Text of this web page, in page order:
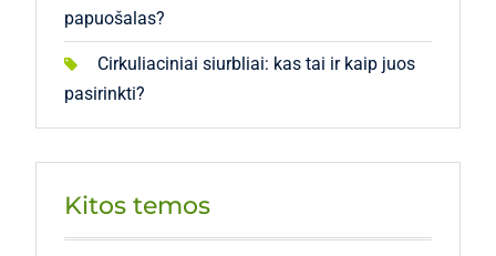
papuošalas?
Cirkuliaciniai siurbliai: kas tai ir kaip juos
pasirinkti?
Kitos temos